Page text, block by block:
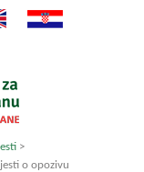
>
o opozivu